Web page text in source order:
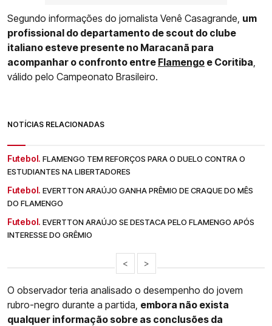
Segundo informações do jornalista Venê Casagrande, um
profissional do departamento de scout do clube
italiano esteve presente no Maracanã para
acompanhar o confronto entre Flamengo e Coritiba
válido pelo Campeonato Brasileiro.
NOTÍCIAS RELACIONADAS
Futebol. FLAMENGO TEM REFORÇOS PARA O DUELO CONTRA O
ESTUDIANTES NA LIBERTADORES
Futebol. EVERTTON ARAÚJO GANHA PRÊMIO DE CRAQUE DO MÊS
DO FLAMENGO
Futebol. EVERTTON ARAÚJO SE DESTACA PELO FLAMENGO APÓS
INTERESSE DO GRÊMIO
< >
O observador teria analisado o desempenho do jovem
rubro-negro durante a partida, embora não exista
qualquer informação sobre as conclusões da